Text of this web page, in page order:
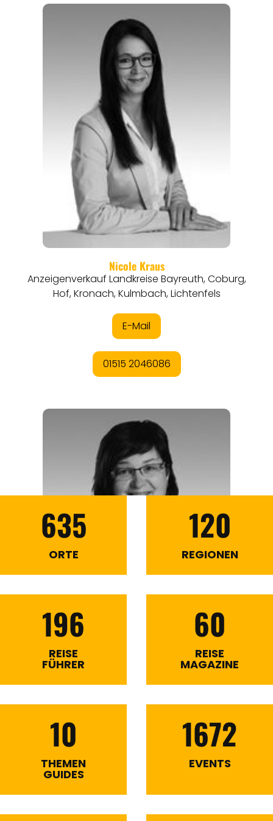
635
ORTE
120
REGIONEN
196
REISE
FÜHRER
60
REISE
MAGAZINE
10
THEMEN
GUIDES
1672
EVENTS